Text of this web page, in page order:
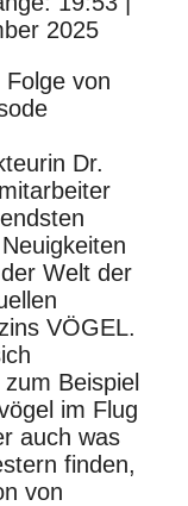
2025
von
Dr.
Welt der
VÖGEL.
Beispiel
im Flug
auch was
finden,
von